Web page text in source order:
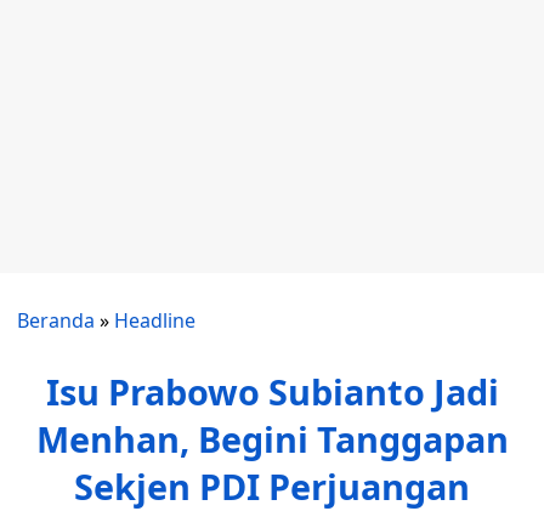
Beranda » Headline
Isu Prabowo Subianto Jadi
Menhan, Begini Tanggapan
Sekjen PDI Perjuangan